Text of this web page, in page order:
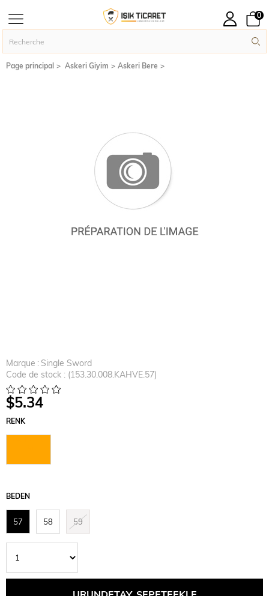
0
Page principal Askeri Giyim Askeri Bere
Marque : Single Sword
Code de stock
(153.30.008.KAHVE.57)
$5.34
RENK
KAHVERE
BEDEN
57 58 59